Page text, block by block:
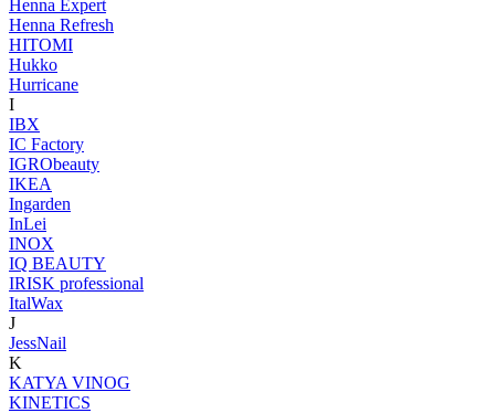
Henna Expert
Henna Refresh
HITOMI
Hukko
Hurricane
I
IBX
IC Factory
IGRObeauty
IKEA
Ingarden
InLei
INOX
IQ BEAUTY
IRISK professional
ItalWax
J
JessNail
K
KATYA VINOG
KINETICS